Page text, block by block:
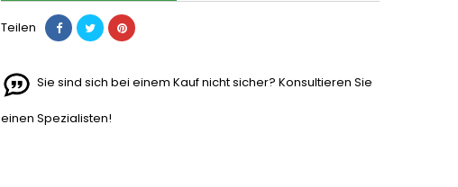
Teilen
Sie sind sich bei einem Kauf nicht sicher? Konsultieren Sie
einen Spezialisten!